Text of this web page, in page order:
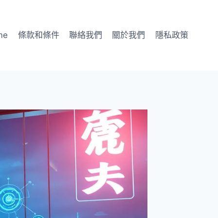
條款和條件 聯絡我們 關於我們 隱私政策